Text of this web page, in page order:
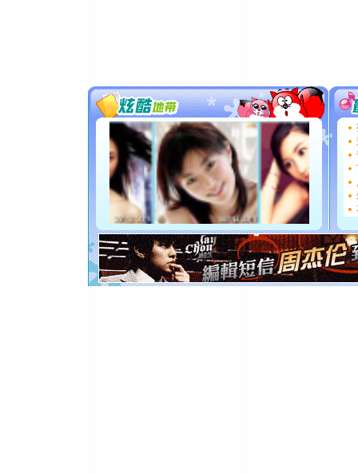
能正大光
都要快乐
[圣诞节]
如意,快
[元旦]
看
断电。
你是我
[元旦]
如
起；二
离。水晶
[元旦]当
泣，这痛